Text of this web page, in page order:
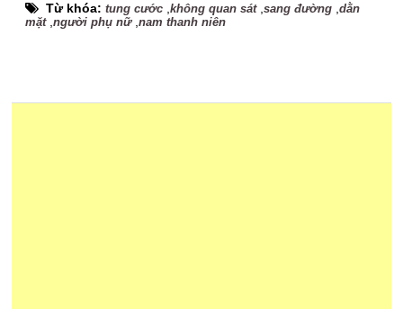
Từ khóa:tung cước ,không quan sát,sang đường ,dằn
mặt,người phụ nữ,nam thanh niên